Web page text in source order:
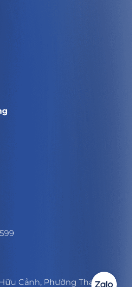
Cảnh, Phường Thạnh